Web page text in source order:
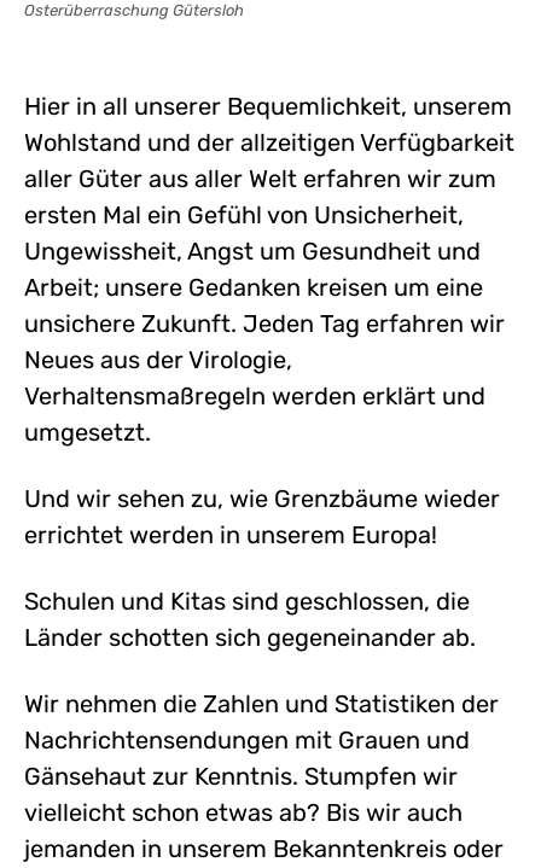
Osterüberraschung Gütersloh
Hier in all unserer Bequemlichkeit, unserem
Wohlstand und der allzeitigen Verfügbarkeit
aller Güter aus aller Welt erfahren wir zum
ersten Mal ein Gefühl von Unsicherheit,
Ungewissheit, Angst um Gesundheit und
Arbeit; unsere Gedanken kreisen um eine
unsichere Zukunft. Jeden Tag erfahren wir
Neues aus der Virologie,
Verhaltensmaßregeln werden erklärt und
umgesetzt.
Und wir sehen zu, wie Grenzbäume wieder
errichtet werden in unserem Europa!
Schulen und Kitas sind geschlossen, die
Länder schotten sich gegeneinander ab.
Wir nehmen die Zahlen und Statistiken der
Nachrichtensendungen mit Grauen und
Gänsehaut zur Kenntnis. Stumpfen wir
vielleicht schon etwas ab? Bis wir auch
jemanden in unserem Bekanntenkreis oder